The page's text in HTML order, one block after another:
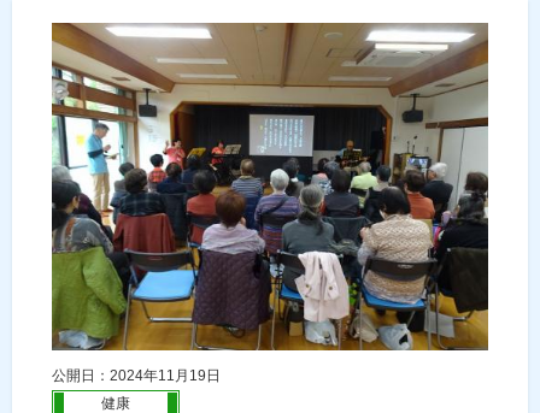
公開日：2024年11月19日
健康